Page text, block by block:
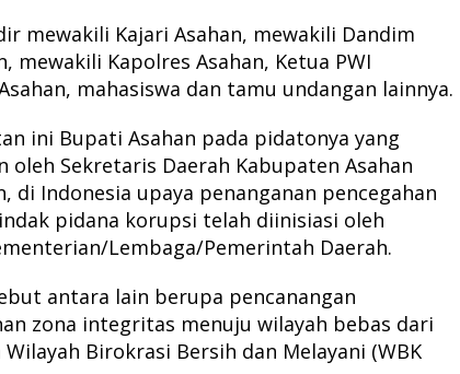
mewakili Kajari Asahan, mewakili Dandim
mewakili Kapolres Asahan, Ketua PWI
mahasiswa dan tamu undangan lainnya.
ini Bupati Asahan pada pidatonya yang
oleh Sekretaris Daerah Kabupaten Asahan
di Indonesia upaya penanganan pencegahan
pidana korupsi telah diinisiasi oleh
Lembaga/Pemerintah Daerah.
antara lain berupa pencanangan
zona integritas menuju wilayah bebas dari
Birokrasi Bersih dan Melayani (WBK